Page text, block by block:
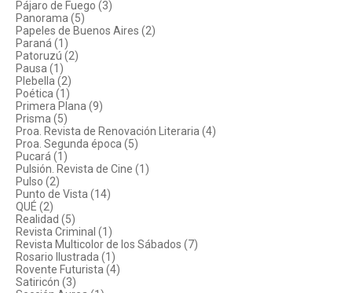
Pájaro de Fuego (3)
Panorama (5)
Papeles de Buenos Aires (2)
Paraná (1)
Patoruzú (2)
Pausa (1)
Plebella (2)
Poética (1)
Primera Plana (9)
Prisma (5)
Proa. Revista de Renovación Literaria (4)
Proa. Segunda época (5)
Pucará (1)
Pulsión. Revista de Cine (1)
Pulso (2)
Punto de Vista (14)
QUÉ (2)
Realidad (5)
Revista Criminal (1)
Revista Multicolor de los Sábados (7)
Rosario Ilustrada (1)
Rovente Futurista (4)
Satiricón (3)